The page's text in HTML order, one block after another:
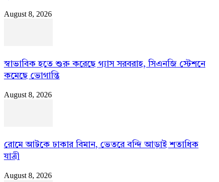
August 8, 2026
স্বাভাবিক হতে শুরু করেছে গ্যাস সরবরাহ, সিএনজি স্টেশনে
কমেছে ভোগান্তি
August 8, 2026
রোমে আটকে ঢাকার বিমান, ভেতরে বন্দি আড়াই শতাধিক
যাত্রী
August 8, 2026